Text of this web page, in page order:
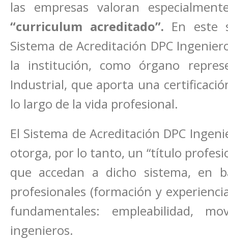
las empresas valoran
“curriculum acreditado”. En este
Sistema de Acreditación DPC
la institución, como órgano
Industrial, que aporta una
lo largo de la vida profesional.
El Sistema de Acreditación DPC
otorga, por lo tanto, un “título
que accedan a dicho sistema, en
profesionales (formación y
fundamentales: empleabilidad,
ingenieros.